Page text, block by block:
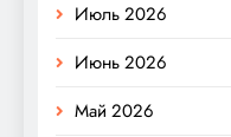
Июль 2026
Июнь 2026
Май 2026